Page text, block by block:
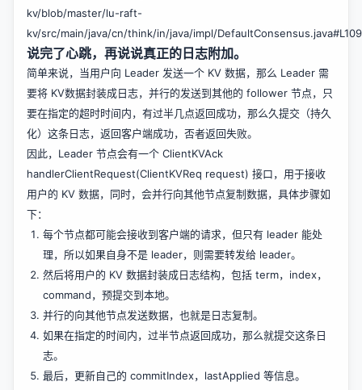
kv/blob/master/lu-raft-
kv/src/main/java/cn/think/in/java/impl/DefaultConsensus.java#L109
说完了心跳，再说说真正的日志附加。
简单来说，当用户向 Leader 发送一个 KV 数据，那么 Leader 需
要将 KV数据封装成日志，并行的发送到其他的 follower 节点，只
要在指定的超时时间内，有过半几点返回成功，那么久提交（持久
化）这条日志，返回客户端成功，否者返回失败。
因此，Leader 节点会有一个 ClientKVAck
handlerClientRequest(ClientKVReq request) 接口，用于接收
用户的 KV 数据，同时，会并行向其他节点复制数据，具体步骤如
下：
每个节点都可能会接收到客户端的请求，但只有 leader 能处
理，所以如果自身不是 leader，则需要转发给 leader。
然后将用户的 KV 数据封装成日志结构，包括 term，index，
command，预提交到本地。
并行的向其他节点发送数据，也就是日志复制。
如果在指定的时间内，过半节点返回成功，那么就提交这条日
志。
最后，更新自己的 commitIndex，lastApplied 等信息。